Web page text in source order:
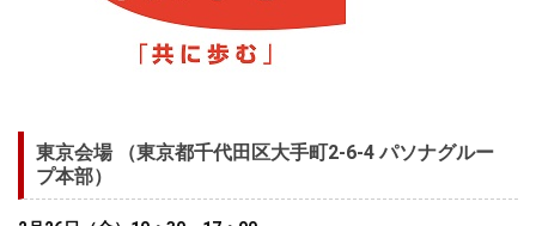
東京会場 （東京都千代田区大手町2-6-4 パソナグルー
プ本部）